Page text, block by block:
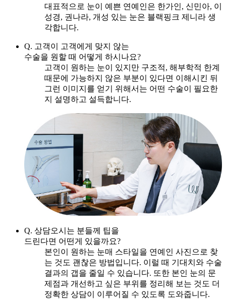
대표적으로 눈이 예쁜 연예인은 한가인, 신민아, 이
성경, 권나라, 개성 있는 눈은 블랙핑크 제니라 생
각합니다.
Q. 고객이 고객에게 맞지 않는
수술을 원할 때 어떻게 하시나요?
고객이 원하는 눈이 있지만 구조적, 해부학적 한계
때문에 가능하지 않은 부분이 있다면 이해시킨 뒤
그런 이미지를 얻기 위해서는 어떤 수술이 필요한
지 설명하고 설득합니다.
Q. 상담오시는 분들께 팁을
드린다면 어떤게 있을까요?
본인이 원하는 눈매 스타일을 연예인 사진으로 찾
는 것도 괜찮은 방법입니다. 이럴 때 기대치와 수술
결과의 갭을 줄일 수 있습니다. 또한 본인 눈의 문
제점과 개선하고 싶은 부위를 정리해 보는 것도 더
정확한 상담이 이루어질 수 있도록 도와줍니다.